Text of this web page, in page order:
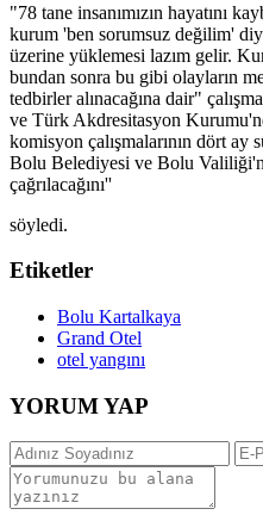
"78 tane insanımızın hayatını
kurum 'ben sorumsuz değilim'
üzerine yüklemesi lazım gelir.
bundan sonra bu gibi olayların
tedbirler alınacağına dair"
ve Türk Akdresitasyon
komisyon çalışmalarının dört
Bolu Belediyesi ve Bolu
çağrılacağını''
söyledi.
Etiketler
Bolu Kartalkaya
Grand Otel
otel yangını
YORUM YAP